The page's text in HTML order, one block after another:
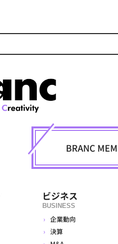
BRANC
ビジネス
BUSINESS
企業動向
決算